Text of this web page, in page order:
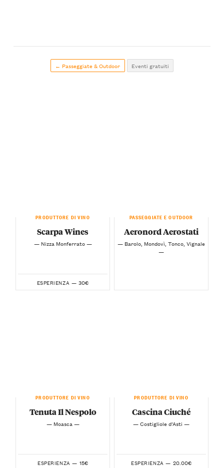
← Passeggiate & Outdoor Eventi gratuiti
PRODUTTORE DI VINO
Scarpa Wines
— Nizza Monferrato —
ESPERIENZA — 30€
PASSEGGIATE E OUTDOOR
Aeronord Aerostati
— Barolo, Mondovì, Tonco, Vignale
—
PRODUTTORE DI VINO
Tenuta Il Nespolo
— Moasca —
ESPERIENZA — 15€
PRODUTTORE DI VINO
Cascina Ciuché
— Costigliole d’Asti —
ESPERIENZA — 20.00€